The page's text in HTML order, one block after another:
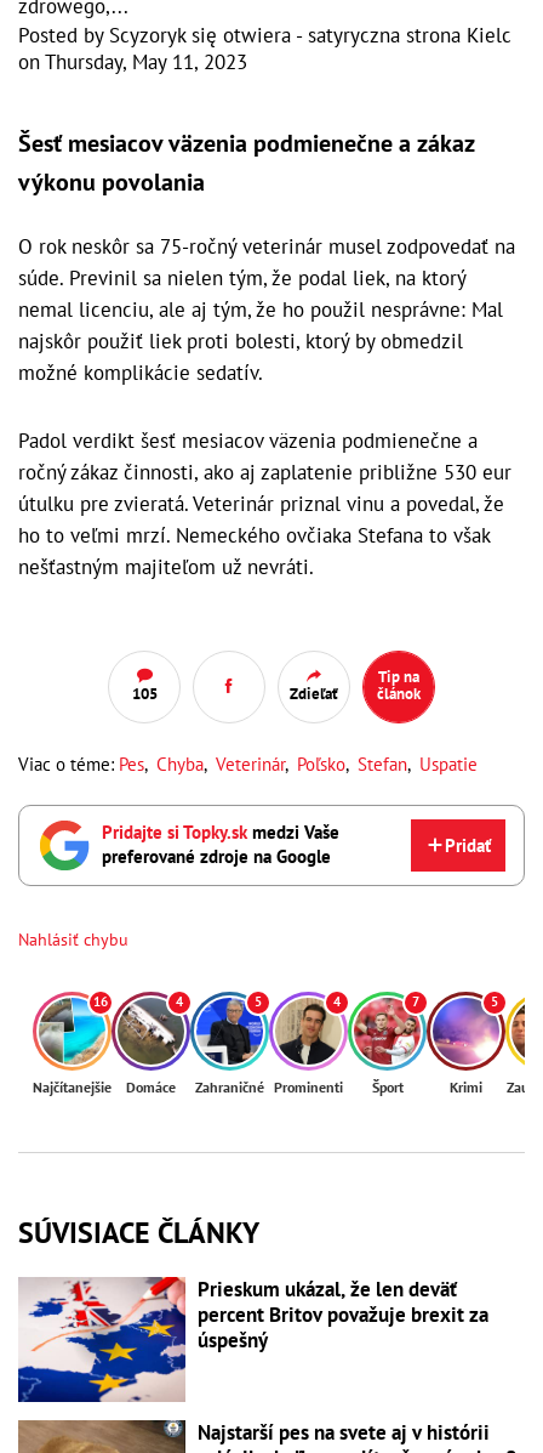
zdrowego,...
Posted by Scyzoryk się otwiera - satyryczna strona Kielc
onThursday, May 11, 2023
Šesť mesiacov väzenia podmienečne a zákaz
výkonu povolania
O rok neskôr sa 75-ročný veterinár musel zodpovedať na
súde. Previnil sa nielen tým, že podal liek, na ktorý
nemal licenciu, ale aj tým, že ho použil nesprávne: Mal
najskôr použiť liek proti bolesti, ktorý by obmedzil
možné komplikácie sedatív.
Padol verdikt šesť mesiacov väzenia podmienečne a
ročný zákaz činnosti, ako aj zaplatenie približne 530 eur
útulku pre zvieratá. Veterinár priznal vinu a povedal, že
ho to veľmi mrzí. Nemeckého ovčiaka Stefana to však
nešťastným majiteľom už nevráti.
105 Zdieľať
Tip na
článok
Viac o téme: Pes, Chyba, Veterinár, Poľsko, Stefan, Uspatie
Pridajte si Topky.skmedzi Vaše
preferované zdroje na Google
Pridať
Nahlásiť chybu
16
Najčítanejšie
4
Domáce
5
Zahraničné
4
Prominenti
7
Šport
5
Krimi
SÚVISIACE ČLÁNKY
Prieskum ukázal, že len deväť
percent Britov považuje brexit za
úspešný
Najstarší pes na svete aj v histórii